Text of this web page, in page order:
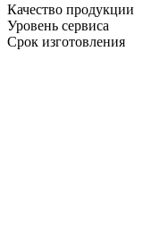
Качество продукции
Уровень сервиса
Срок изготовления